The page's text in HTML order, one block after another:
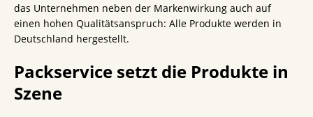
das Unternehmen neben der Markenwirkung auch auf
einen hohen Qualitätsanspruch: Alle Produkte werden in
Deutschland hergestellt.
Packservice setzt die Produkte in
Szene